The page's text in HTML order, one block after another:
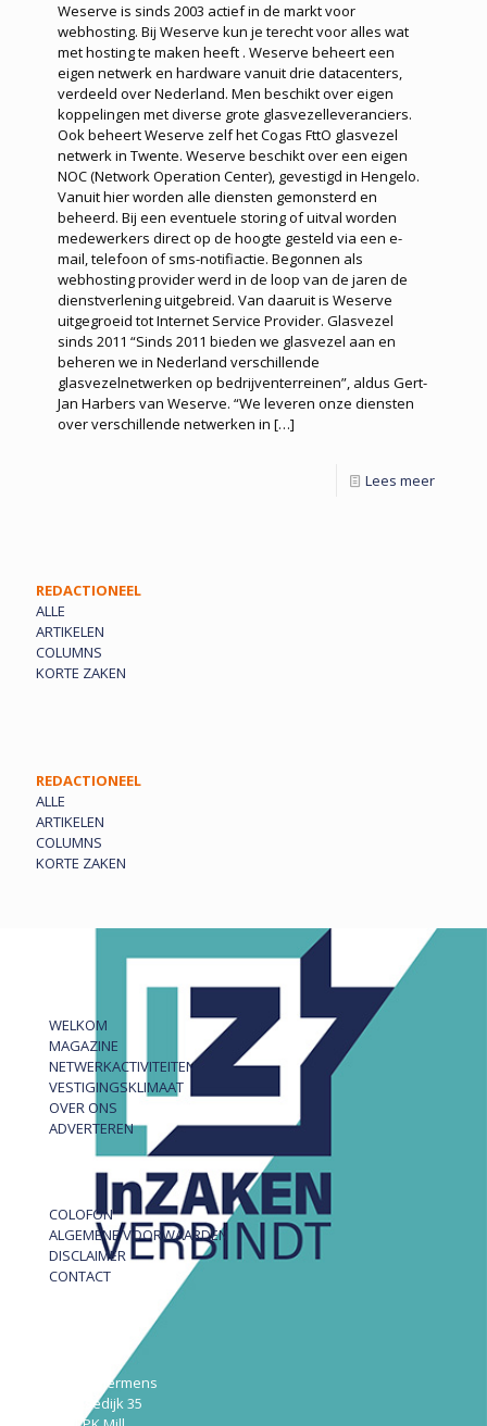
Weserve is sinds 2003 actief in de markt voor
webhosting. Bij Weserve kun je terecht voor alles wat
met hosting te maken heeft . Weserve beheert een
eigen netwerk en hardware vanuit drie datacenters,
verdeeld over Nederland. Men beschikt over eigen
koppelingen met diverse grote glasvezelleveranciers.
Ook beheert Weserve zelf het Cogas FttO glasvezel
netwerk in Twente. Weserve beschikt over een eigen
NOC (Network Operation Center), gevestigd in Hengelo.
Vanuit hier worden alle diensten gemonsterd en
beheerd. Bij een eventuele storing of uitval worden
medewerkers direct op de hoogte gesteld via een e-
mail, telefoon of sms-notifiactie. Begonnen als
webhosting provider werd in de loop van de jaren de
dienstverlening uitgebreid. Van daaruit is Weserve
uitgegroeid tot Internet Service Provider. Glasvezel
sinds 2011 “Sinds 2011 bieden we glasvezel aan en
beheren we in Nederland verschillende
glasvezelnetwerken op bedrijventerreinen”, aldus Gert-
Jan Harbers van Weserve. “We leveren onze diensten
over verschillende netwerken in […]
Lees meer
REDACTIONEEL
ALLE
ARTIKELEN
COLUMNS
KORTE ZAKEN
REDACTIONEEL
ALLE
ARTIKELEN
COLUMNS
KORTE ZAKEN
WELKOM
MAGAZINE
NETWERKACTIVITEITEN
VESTIGINGSKLIMAAT
OVER ONS
ADVERTEREN
COLOFON
ALGEMENE VOORWAARDEN
DISCLAIMER
CONTACT
Robert Hermens
Udensedijk 35